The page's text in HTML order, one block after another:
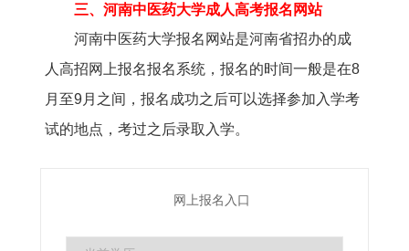
三、 河南中医药大学成人高考报名网站
河南中医药大学报名网站是河南省招办的成
人高招网上报名报名系统，报名的时间一般是在8
月至9月之间，报名成功之后可以选择参加入学考
试的地点，考过之后录取入学。
网上报名入口